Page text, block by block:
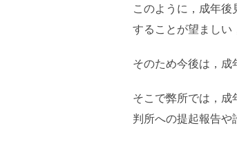
このように，成年
することが望ましい
そのため今後は，成
そこで弊所では，成
判所への提起報告や